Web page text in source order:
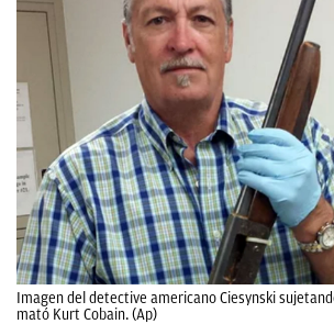
Imagen del detective americano Ciesynski
mató Kurt Cobain. (Ap)